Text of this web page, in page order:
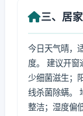
三、居
今日天气晴，
度。 建议开
少细菌滋生；
线杀菌除螨。
整洁；湿度偏